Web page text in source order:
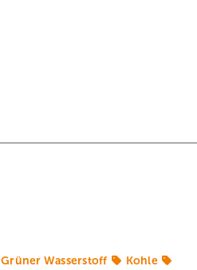
Grüner Wasserstoff
Kohle